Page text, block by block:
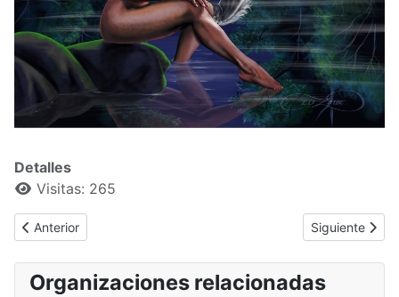
Detalles
Visitas: 265
Artículo anterior: Luz de Luna 9. Variación.
Anterior Artículo
Siguiente
Organizaciones relacionadas